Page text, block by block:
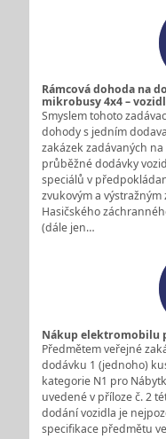
Rámcová dohoda na
mikrobusy 4x4 –
Smyslem tohoto
dohody s jedním
zakázek zadávaných
průběžné dodávky
speciálů v
zvukovým a
Hasičského
(dále jen…
Nákup elektromobilu
Předmětem veřejné
dodávku 1 (jednoho)
kategorie N1 pro
uvedené v příloze č. 2
dodání vozidla je
specifikace předmětu